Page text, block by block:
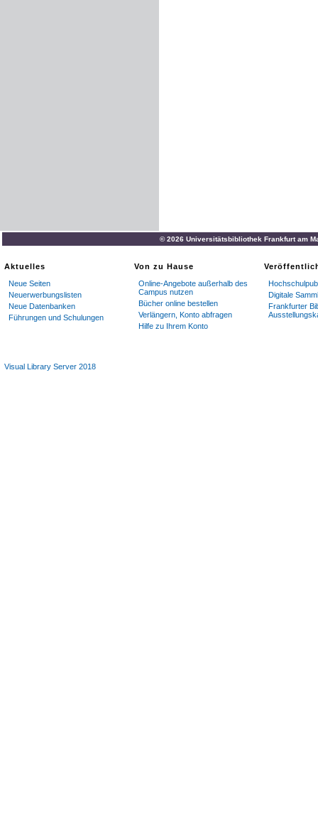
© 2026 Universitätsbibliothek Frankfurt am
Aktuelles
Neue Seiten
Neuerwerbungslisten
Neue Datenbanken
Führungen und Schulungen
Von zu Hause
Online-Angebote außerhalb des
Campus nutzen
Bücher online bestellen
Verlängern, Konto abfragen
Hilfe zu Ihrem Konto
Digitale
Frankfurter
Visual Library Server 2018